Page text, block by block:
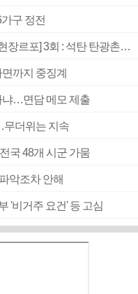
구 정전
[2026 부산청소년극지체험탐험대 현장르포] 3회 : 석탄 탄광촌에서 북극 연구의 중심지로
까지 중징계
냐…면담 메모 제출
무더위는 지속
국 48개 시군 가뭄
악조차 안해
'비거주 요건' 등 고심